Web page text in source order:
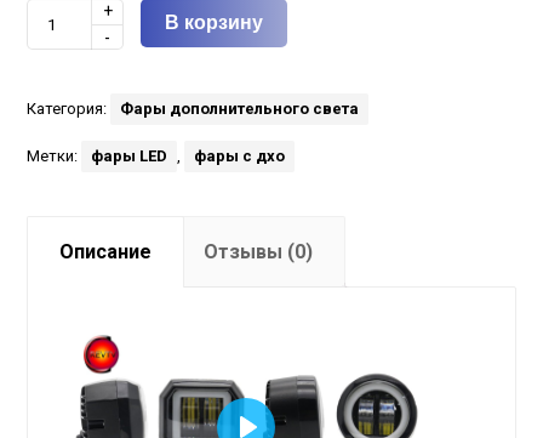
+
-
В корзину
Категория: Фары дополнительного света
Метки: фары LED , фары с дхо
Описание Отзывы (0)